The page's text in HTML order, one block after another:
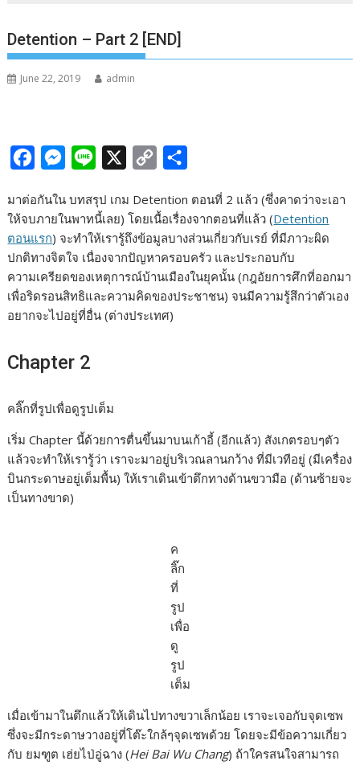
Detention – Part 2 [END]
June 22, 2019 admin
c
b
o
o
M
s
e
n
g
n
e
p
L
i
n
a
r
e
มาต่อกันใน บทสรุป เกม Detention ตอนที่ 2 แล้ว (ซึ่งคาดว่าจะเอา
ให้จบภายในพาทนี้เลย) โดยเนื้อเรื่องจากตอนที่แล้ว (Detention
ตอนแรก) จะทำให้เรารู้ถึงข้อมูลบางส่วนเกี่ยวกับเรย์ ที่มีภาวะผิด
ปกติทางจิตใจ เนื่องจากปัญหาครอบครัว และประกอบกับ
ความเครียดของเหตุการณ์บ้านเมืองในยุคนั้น (กฎอัยการศึกที่ออกมา
เพื่อริดรอนสิทธิและความคิดของประชาชน) จนมีความรู้สึกว่าตัวเอง
อยากจะไปอยู่ที่อื่น (ต่างประเทศ)
Chapter 2
คลิ๊กที่รูปเพื่อดูรูปเต็ม
เริ่ม Chapter นี้ด้วยการตื่นขึ้นมาบนเก้าอี้ (อีกแล้ว) สังเกตรอบๆตัว
แล้วจะทำให้เรารู้ว่า เราจะมาอยู่บริเวณลานกว้าง ที่มีเวทีอยู่ (มีเครื่อง
บินกระดาษอยู่เต็มพื้น) ให้เราเดินเข้าตึกทางด้านขวามือ (ด้านซ้ายจะ
เป็นทางขาด)
ค
ลิ๊ก
ที่
รูป
เพื่อ
ดู
รูป
เต็ม
เมื่อเข้ามาในตึกแล้วให้เดินไปทางขวาเล็กน้อย เราจะเจอกับจุดเซพ
ซึ่งจะมีกระดาษวางอยู่ที่โต๊ะใกล้ๆจุดเซพด้วย โดยจะมีข้อความเกี่ยว
กับ ยมฑูต เฮ่ยไป่อู่ฉาง (Hei Bai Wu Chang) ถ้าใครสนใจสามารถ